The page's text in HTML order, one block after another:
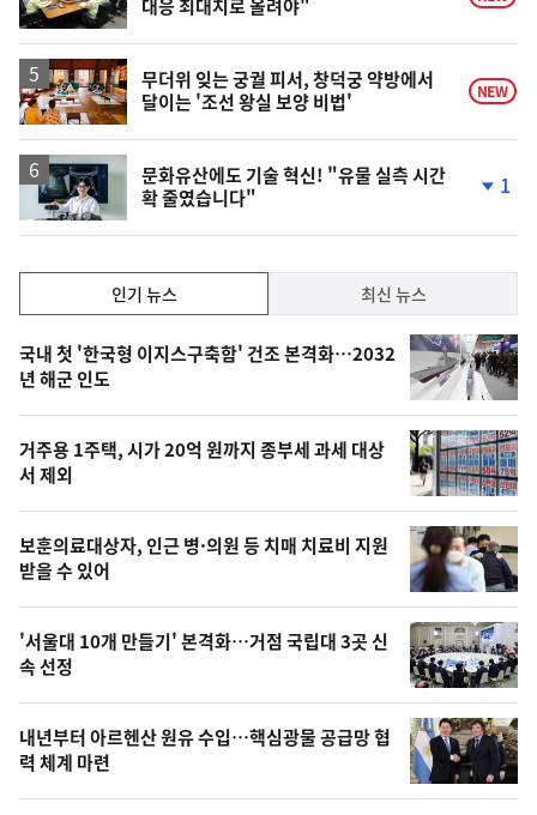
대응 최대치로 올려야"
무더위 잊는 궁궐 피서, 창덕궁 약방에서
달이는 '조선 왕실 보양 비법'
NEW
문화유산에도 기술 혁신! "유물 실측 시간
확 줄였습니다"
하
락
1
기,
최
신,
오
늘
의
영
상
오
늘
의
사
진
인기 뉴스 최신 뉴스
기
뉴
스
국내 첫 '한국형 이지스구축함' 건조 본격화…2032
년 해군 인도
거주용 1주택, 시가 20억 원까지 종부세 과세 대상
서 제외
보훈의료대상자, 인근 병·의원 등 치매 치료비 지원
받을 수 있어
'서울대 10개 만들기' 본격화…거점 국립대 3곳 신
속 선정
내년부터 아르헨산 원유 수입…핵심광물 공급망 협
력 체계 마련